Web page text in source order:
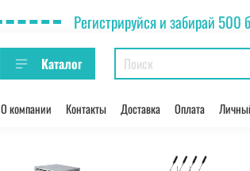
Регистрируйся и забирай 500
Каталог
О компании Контакты Доставка Оплата